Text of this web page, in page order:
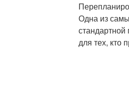
Одна из
стандартной
для тех, кто